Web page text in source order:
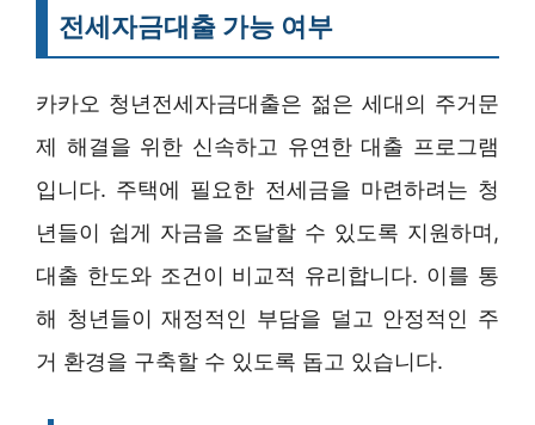
전세자금대출 가능 여부
카카오 청년전세자금대출은 젊은 세대의 주거문
제 해결을 위한 신속하고 유연한 대출 프로그램
입니다. 주택에 필요한 전세금을 마련하려는 청
년들이 쉽게 자금을 조달할 수 있도록 지원하며,
대출 한도와 조건이 비교적 유리합니다. 이를 통
해 청년들이 재정적인 부담을 덜고 안정적인 주
거 환경을 구축할 수 있도록 돕고 있습니다.